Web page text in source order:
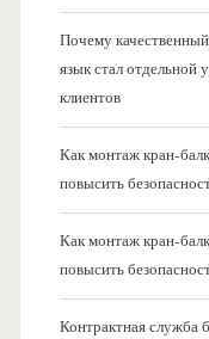
Почему
язык стал отдельной
клиентов
Как монтаж кран-
повысить
Как монтаж кран-
повысить
Контрактная служба